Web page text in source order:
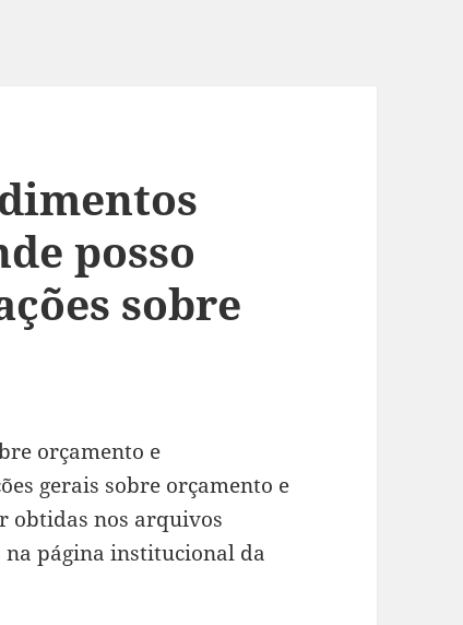
posso
sobre
orçamento e
gerais sobre orçamento e
obtidas nos arquivos
página institucional da